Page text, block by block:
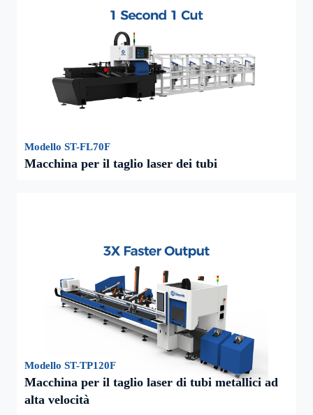
Modello ST-FL70F
Macchina per il taglio laser dei tubi
Modello ST-TP120F
Macchina per il taglio laser di tubi metallici ad
alta velocità